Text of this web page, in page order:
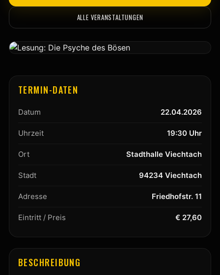
ALLE VERANSTALTUNGEN
TERMIN-DATEN
Datum 22.04.2026
Uhrzeit 19:30 Uhr
Ort Stadthalle Viechtach
Stadt 94234 Viechtach
Adresse Friedhofstr. 11
Eintritt / Preis € 27,60
BESCHREIBUNG